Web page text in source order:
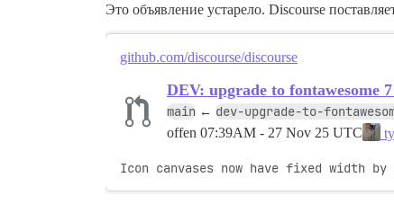
Это объявление устарело. Discourse
github.com/discourse/discourse
DEV: upgrade to fontawesome
main ← dev-upgrade-to-
offen 07:39AM - 27 Nov 25 UTC
Icon canvases now have fixed width